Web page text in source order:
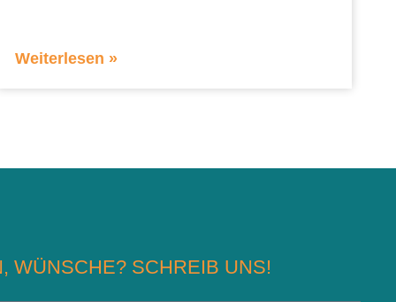
Weiterlesen »
WÜNSCHE? SCHREIB UNS!